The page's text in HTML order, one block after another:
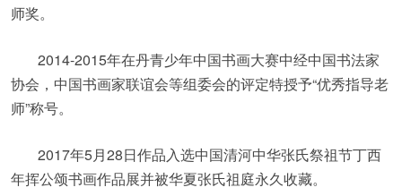
师奖。
2014-2015年在丹青少年中国书画大赛中经中国书法家
协会，中国书画家联谊会等组委会的评定特授予“优秀指导老
师”称号。
2017年5月28日作品入选中国清河中华张氏祭祖节丁西
年挥公颂书画作品展并被华夏张氏祖庭永久收藏。